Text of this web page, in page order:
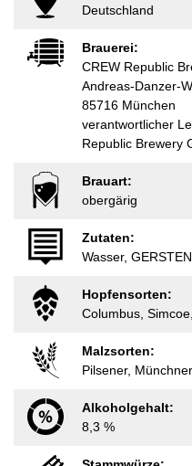
Deutschland
Brauerei:
CREW Republic
Andreas-Danzer-
85716 München
verantwortlicher
Republic Brewery
Brauart:
obergärig
Zutaten:
Wasser,
Hopfensorten:
Columbus,
Malzsorten:
Pilsener,
Alkoholgehalt:
8,3 %